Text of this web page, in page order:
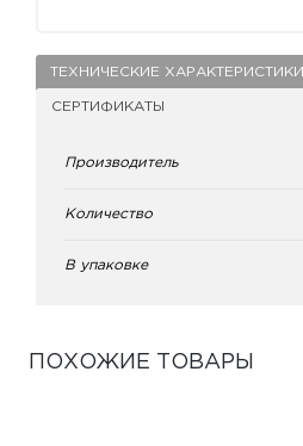
ТЕХНИЧЕСКИЕ ХАРАКТЕРИСТИКИ
СЕРТИФИКАТЫ
Производитель
Количество
В упаковке
ПОХОЖИЕ ТОВАРЫ